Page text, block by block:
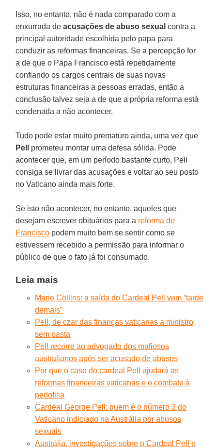
Isso, no entanto, não é nada comparado com a
enxurrada deacusações de abuso sexual contra a
principal autoridade escolhida pelo papa para
conduzir as reformas financeiras. Se a percepção for
a de que o Papa Francisco está repetidamente
confiando os cargos centrais de suas novas
estruturas financeiras a pessoas erradas, então a
conclusão talvez seja a de que a própria reforma está
condenada a não acontecer.
Tudo pode estar muito prematuro ainda, uma vez que
Pell
prometeu montar uma defesa sólida. Pode
acontecer que, em um período bastante curto, Pell
consiga se livrar das acusações e voltar ao seu posto
no Vaticano ainda mais forte.
Se isto não acontecer, no entanto, aqueles que
desejam escrever obituários para a reforma de
Francisco podem muito bem se sentir como se
estivessem recebido a permissão para informar o
público de que o fato já foi consumado.
Leia mais
Marie Collins: a saída do Cardeal Pell vem “tarde
demais”
Pell, de czar das finanças vaticanas a ministro
sem pasta
Pell recorre ao advogado dos mafiosos
australianos após ser acusado de abusos
Por que o caso do cardeal Pell ajudará as
reformas financeiras vaticanas e o combate à
pedofilia
Cardeal George Pell: quem é o número 3 do
Vaticano indiciado na Austrália por abusos
sexuais
Austrália, investigações sobre o Cardeal Pell e